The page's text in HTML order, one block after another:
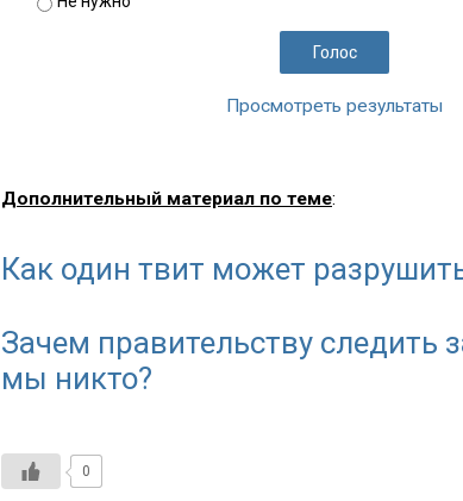
Просмотреть результаты
Дополнительный материал по теме:
Как один твит может
Зачем правительству следить
мы никто?
0